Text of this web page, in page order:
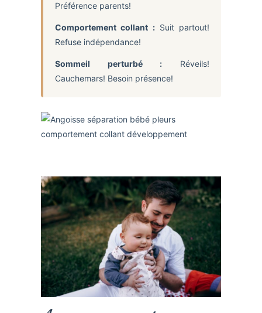
Préférence parents!
Comportement collant :Suit partout!
Refuse indépendance!
Sommeil perturbé : Réveils!
Cauchemars! Besoin présence!